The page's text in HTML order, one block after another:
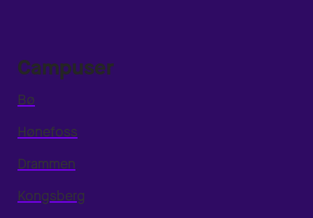
Campuser
Bø
Hønefoss
Drammen
Kongsberg